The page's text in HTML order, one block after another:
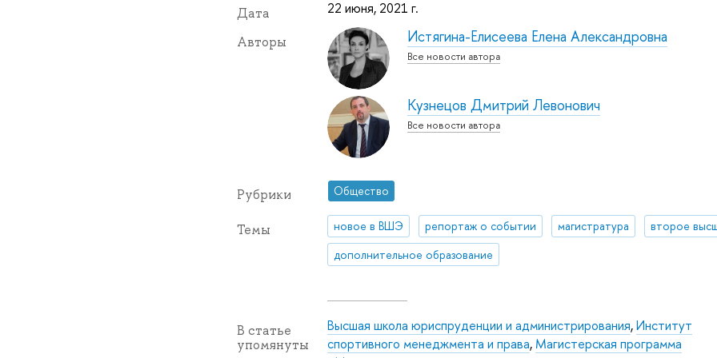
Дата 22 июня, 2021 г.
Авторы Истягина-Елисеева Елена Александровна
Все новости автора
Кузнецов Дмитрий Левонович
Все новости автора
Рубрики Общество
Темы новое в ВШЭ репортаж о событии магистратура
второе
дополнительное образование
В статье
упомянуты
Высшая школа юриспруденции и администрирования,Институт
спортивного менеджмента и права, Магистерская программа